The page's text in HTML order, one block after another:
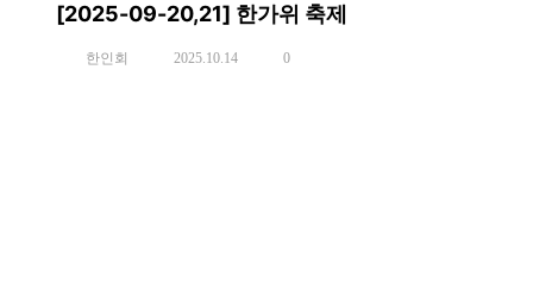
[2025-09-20,21] 한가위 축제
한인회 2025.10.14 0